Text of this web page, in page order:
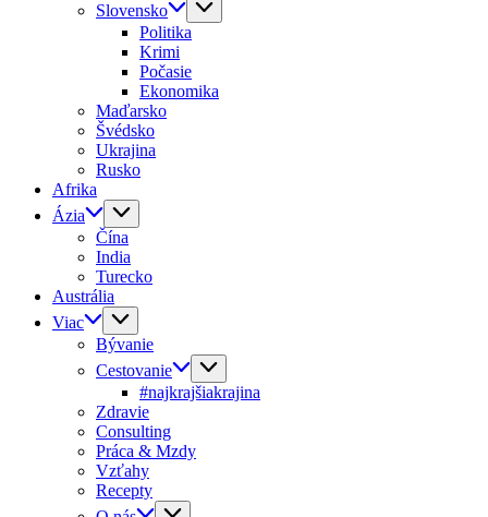
Slovensko
Politika
Krimi
Počasie
Ekonomika
Maďarsko
Švédsko
Ukrajina
Rusko
Afrika
Ázia
Čína
India
Turecko
Austrália
Viac
Bývanie
Cestovanie
#najkrajšiakrajina
Zdravie
Consulting
Práca & Mzdy
Vzťahy
Recepty